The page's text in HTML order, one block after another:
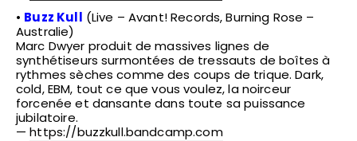
• Buzz Kull (Live – Avant! Records, Burning Rose –
Australie)
Marc Dwyer produit de massives lignes de
synthétiseurs surmontées de tressauts de boîtes à
rythmes sèches comme des coups de trique. Dark,
cold, EBM, tout ce que vous voulez, la noirceur
forcenée et dansante dans toute sa puissance
jubilatoire.
—https://buzzkull.bandcamp.com